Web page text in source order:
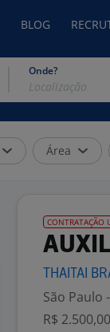
BLOG
Onde?
Área
CONTRATAÇÃO
THAITAI
São Paulo
R$